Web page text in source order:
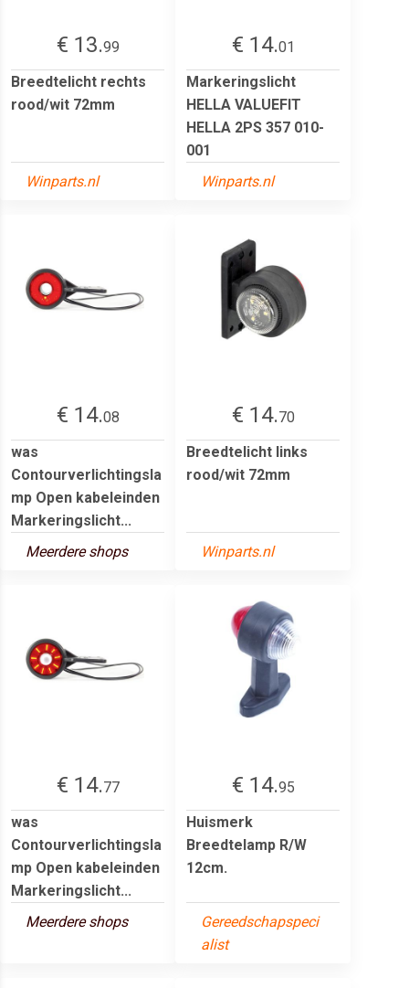
€ 13.99
Breedtelicht rechts
rood/wit 72mm
Winparts.nl
€ 14.01
Markeringslicht
HELLA VALUEFIT
HELLA 2PS 357 010-
001
Winparts.nl
€ 14.08
was
Contourverlichtingsla
mp Open kabeleinden
Markeringslicht...
Meerdere shops
€ 14.70
Breedtelicht links
rood/wit 72mm
Winparts.nl
€ 14.77
was
Contourverlichtingsla
mp Open kabeleinden
Markeringslicht...
Meerdere shops
€ 14.95
Huismerk
Breedtelamp R/W
12cm.
Gereedschapspeci
alist